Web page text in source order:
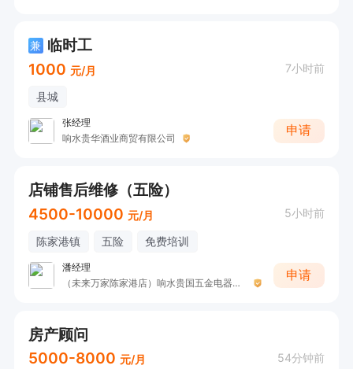
兼 临时工
1000 元/月 7小时前
县城
张经理
响水贵华酒业商贸有限公司
申请
店铺售后维修（五险）
4500-10000 元/月 5小时前
陈家港镇 五险 免费培训
潘经理
（未来万家陈家港店）响水贵国五金电器有限公司
申请
房产顾问
5000-8000 元/月 54分钟前